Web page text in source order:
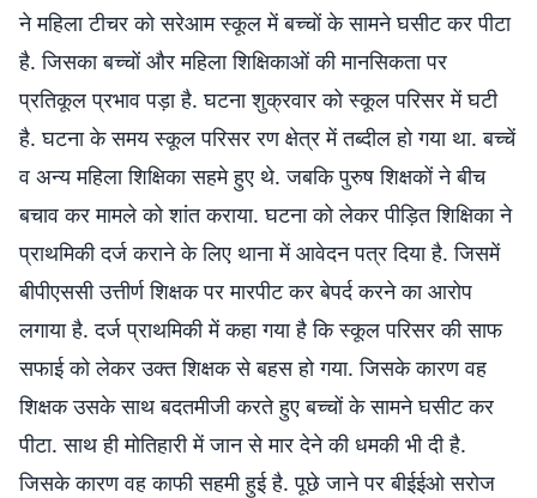
ने महिला टीचर को सरेआम स्कूल में बच्चों के सामने घसीट कर पीटा
है. जिसका बच्चों और महिला शिक्षिकाओं की मानसिकता पर
प्रतिकूल प्रभाव पड़ा है. घटना शुक्रवार को स्कूल परिसर में घटी
है. घटना के समय स्कूल परिसर रण क्षेत्र में तब्दील हो गया था. बच्चें
व अन्य महिला शिक्षिका सहमे हुए थे. जबकि पुरुष शिक्षकों ने बीच
बचाव कर मामले को शांत कराया. घटना को लेकर पीड़ित शिक्षिका ने
प्राथमिकी दर्ज कराने के लिए थाना में आवेदन पत्र दिया है. जिसमें
बीपीएससी उत्तीर्ण शिक्षक पर मारपीट कर बेपर्द करने का आरोप
लगाया है. दर्ज प्राथमिकी में कहा गया है कि स्कूल परिसर की साफ
सफाई को लेकर उक्त शिक्षक से बहस हो गया. जिसके कारण वह
शिक्षक उसके साथ बदतमीजी करते हुए बच्चों के सामने घसीट कर
पीटा. साथ ही मोतिहारी में जान से मार देने की धमकी भी दी है.
जिसके कारण वह काफी सहमी हुई है. पूछे जाने पर बीईईओ सरोज